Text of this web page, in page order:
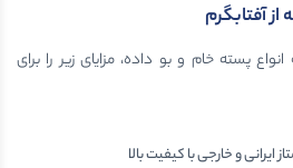
آفتابگرم
انواع پسته خام و بو داده، مزایای زیر را برای
و خارجی با کیفیت بالا